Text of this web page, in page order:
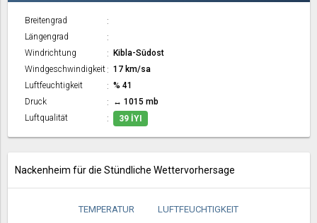
Breitengrad
Längengrad
Windrichtung
Kibla-Südost
Windgeschwindigkeit
17 km/sa
Luftfeuchtigkeit
% 41
Druck
↔ 1015 mb
Luftqualität
39 İYI
Nackenheim für die Stündliche Wettervorhersage
TEMPERATUR LUFTFEUCHTIGKEIT